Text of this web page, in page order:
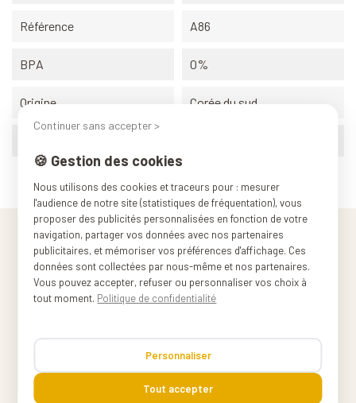
Référence A86
BPA 0%
Origine Corée du sud
Continuer sans accepter >
🍪 Gestion des cookies
Nous utilisons des cookies et traceurs pour : mesurer
l'audience de notre site (statistiques de fréquentation), vous
proposer des publicités personnalisées en fonction de votre
navigation, partager vos données avec nos partenaires
publicitaires, et mémoriser vos préférences d'affichage. Ces
données sont collectées par nous-même et nos partenaires.
Vous pouvez accepter, refuser ou personnaliser vos choix à
tout moment. Politique de confidentialité
Personnaliser
Tout accepter